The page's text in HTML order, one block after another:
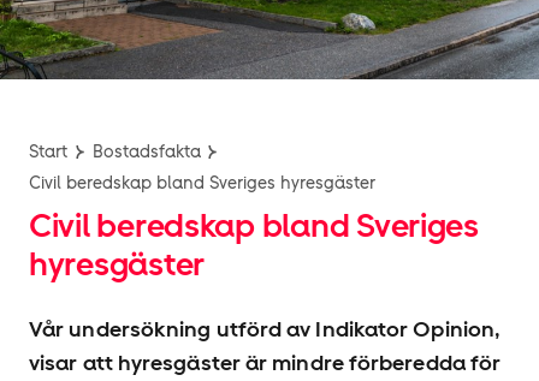
Start
Bostadsfakta
Civil beredskap bland Sveriges hyresgäster​
Civil beredskap bland Sveriges
hyresgäster​
Vår undersökning utförd av Indikator Opinion,
visar att hyresgäster är mindre förberedda för